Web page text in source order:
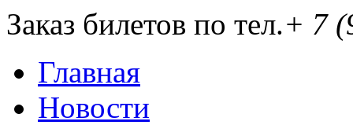
Заказ билетов по тел.+ 7
Главная
Новости